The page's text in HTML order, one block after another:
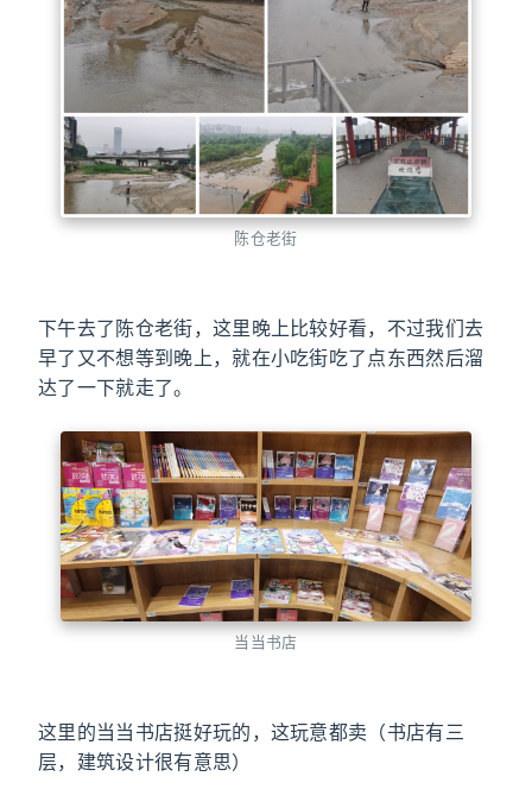
陈仓老街
下午去了陈仓老街，这里晚上比较好看，不过我们去
早了又不想等到晚上，就在小吃街吃了点东西然后溜
达了一下就走了。
当当书店
这里的当当书店挺好玩的，这玩意都卖（书店有三
层，建筑设计很有意思）